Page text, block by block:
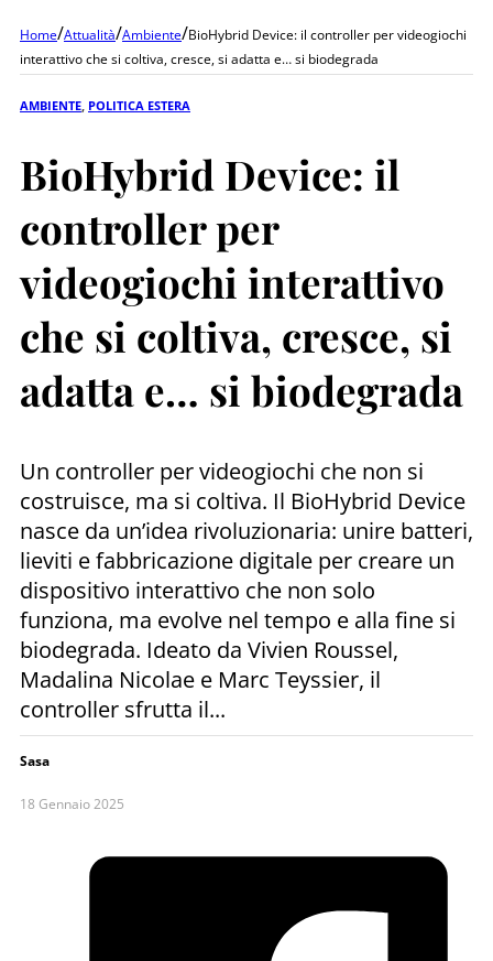
Home/Attualità/Ambiente/BioHybrid Device: il controller per videogiochi
interattivo che si coltiva, cresce, si adatta e… si biodegrada
AMBIENTE POLITICA ESTERA
BioHybrid Device: il
controller per
videogiochi interattivo
che si coltiva, cresce, si
adatta e… si biodegrada
Un controller per videogiochi che non si
costruisce, ma si coltiva. Il BioHybrid Device
nasce da un’idea rivoluzionaria: unire batteri,
lieviti e fabbricazione digitale per creare un
dispositivo interattivo che non solo
funziona, ma evolve nel tempo e alla fine si
biodegrada. Ideato da Vivien Roussel,
Madalina Nicolae e Marc Teyssier, il
controller sfrutta il...
Sasa
18 Gennaio 2025